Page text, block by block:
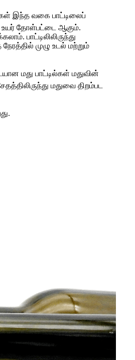
இந்த வகை பாட்டிலைப்
உயர் தோள்பட்டை ஆகும்.
பாட்டிலிலிருந்து
முழு உடல் மற்றும்
மது பாட்டில்கள் மதுவின்
மதுவை திறம்பட